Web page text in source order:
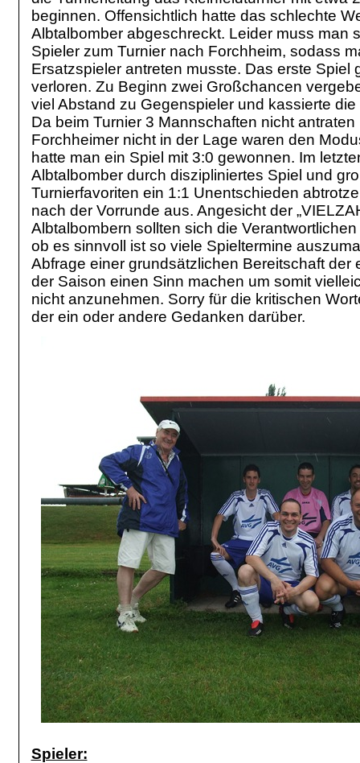
beginnen. Offensichtlich hatte das schlechte
Albtalbomber abgeschreckt. Leider muss man
Spieler zum Turnier nach Forchheim, sodass
Ersatzspieler antreten musste. Das erste Spiel
verloren. Zu Beginn zwei Großchancen
viel Abstand zu Gegenspieler und kassierte
Da beim Turnier 3 Mannschaften nicht
Forchheimer nicht in der Lage waren den
hatte man ein Spiel mit 3:0 gewonnen. Im
Albtalbomber durch diszipliniertes Spiel und
Turnierfavoriten ein 1:1 Unentschieden
nach der Vorrunde aus. Angesicht der
Albtalbombern sollten sich die
ob es sinnvoll ist so viele Spieltermine
Abfrage einer grundsätzlichen Bereitschaft der
der Saison einen Sinn machen um somit
nicht anzunehmen. Sorry für die kritischen
der ein oder andere Gedanken darüber.
Spieler: